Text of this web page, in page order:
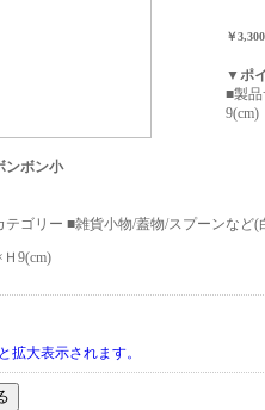
ンボン小
￥
▼ポ
■製
9(cm)
テゴリー ■雑貨小物/蓋物/スプーンなど(
9(cm)
大表示されます。